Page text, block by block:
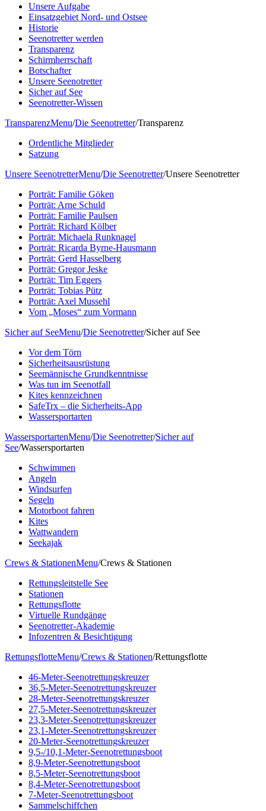
Unsere Aufgabe
Einsatzgebiet Nord- und Ostsee
Historie
Seenotretter werden
Transparenz
Schirmherrschaft
Botschafter
Unsere Seenotretter
Sicher auf See
Seenotretter-Wissen
TransparenzMenu/Die Seenotretter/Transparenz
Ordentliche Mitglieder
Satzung
Unsere SeenotretterMenu/Die Seenotretter/Unsere Seenotretter
Porträt: Familie Göken
Porträt: Arne Schuld
Porträt: Familie Paulsen
Porträt: Richard Kölber
Porträt: Michaela Runknagel
Porträt: Ricarda Byrne-Hausmann
Porträt: Gerd Hasselberg
Porträt: Gregor Jeske
Porträt: Tim Eggers
Porträt: Tobias Pütz
Porträt: Axel Mussehl
Vom „Moses“ zum Vormann
Sicher auf SeeMenu/Die Seenotretter/Sicher auf See
Vor dem Törn
Sicherheitsausrüstung
Seemännische Grundkenntnisse
Was tun im Seenotfall
Kites kennzeichnen
SafeTrx – die Sicherheits-App
Wassersportarten
WassersportartenMenu/Die Seenotretter/Sicher auf
See/Wassersportarten
Schwimmen
Angeln
Windsurfen
Segeln
Motorboot fahren
Kites
Wattwandern
Seekajak
Crews & StationenMenu/Crews & Stationen
Rettungsleitstelle See
Stationen
Rettungsflotte
Virtuelle Rundgänge
Seenotretter-Akademie
Infozentren & Besichtigung
RettungsflotteMenu/Crews & Stationen/Rettungsflotte
46-Meter-Seenotrettungskreuzer
36,5-Meter-Seenotrettungskreuzer
28-Meter-Seenotrettungskreuzer
27,5-Meter-Seenotrettungskreuzer
23,3-Meter-Seenotrettungskreuzer
23,1-Meter-Seenotrettungskreuzer
20-Meter-Seenotrettungskreuzer
9,5-/10,1-Meter-Seenotrettungsboot
8,9-Meter-Seenotrettungsboot
8,5-Meter-Seenotrettungsboot
8,4-Meter-Seenotrettungsboot
7-Meter-Seenotrettungsboot
Sammelschiffchen